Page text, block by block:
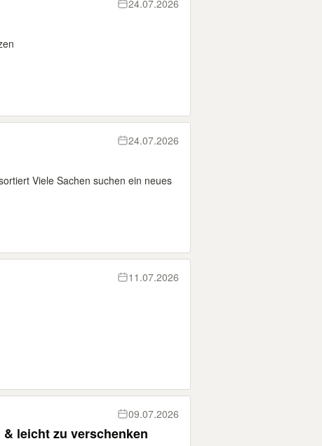
24.07.2026
24.07.2026
Viele Sachen suchen ein neues
11.07.2026
09.07.2026
leicht zu verschenken